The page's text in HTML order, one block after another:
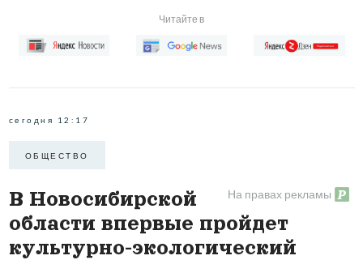
Читайте в
сегодня 12:17
ОБЩЕСТВО
На правах рекламы
В Новосибирской
области впервые пройдет
культурно-экологический